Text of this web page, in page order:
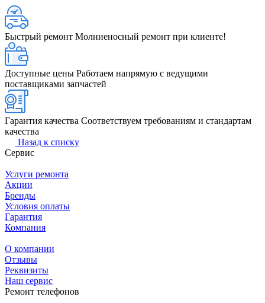
Быстрый ремонт Молниеносный ремонт при клиенте!
Доступные цены Работаем напрямую с ведущими
поставщиками запчастей
Гарантия качества Соответствуем требованиям и стандартам
качества
Назад к списку
Сервис
Услуги ремонта
Акции
Бренды
Условия оплаты
Гарантия
Компания
О компании
Отзывы
Реквизиты
Наш сервис
Ремонт телефонов